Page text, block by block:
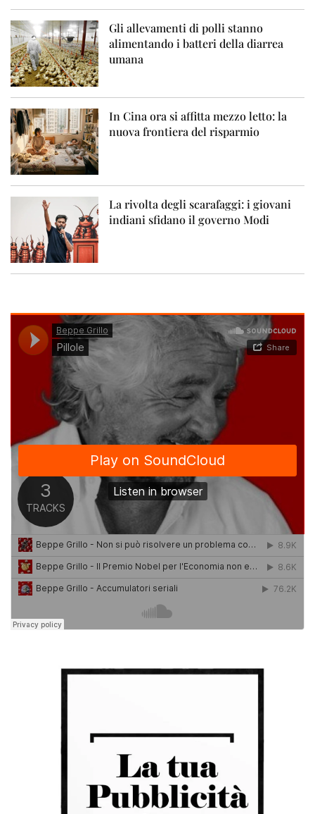
Gli allevamenti di polli stanno
alimentando i batteri della diarrea
umana
In Cina ora si affitta mezzo letto: la
nuova frontiera del risparmio
La rivolta degli scarafaggi: i giovani
indiani sfidano il governo Modi